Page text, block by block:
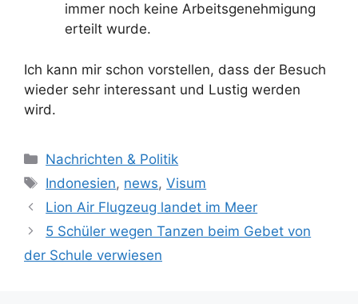
immer noch keine Arbeitsgenehmigung
erteilt wurde.
Ich kann mir schon vorstellen, dass der Besuch
wieder sehr interessant und Lustig werden
wird.
K
a
e
g
o
Nachrichten & Politik
S
c
l
a
Indonesien, news,Visum
Lion Air Flugzeug landet im Meer
5 Schüler wegen Tanzen beim Gebet von
der Schule verwiesen